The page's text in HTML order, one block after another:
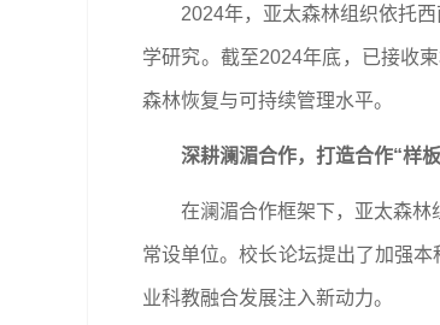
2024年，亚太森林组织依托
学研究。截至2024年底，已接收
森林恢复与可持续管理水平。
深耕澜湄合作，打造合作“样
在澜湄合作框架下，亚太森林
常设单位。校长论坛提出了加强
业科教融合发展注入新动力。